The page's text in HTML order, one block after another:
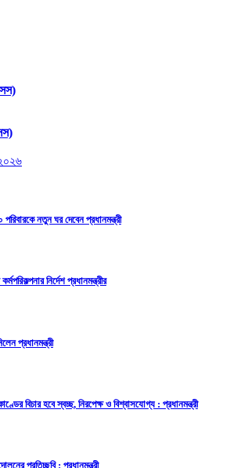
নতুন ঘর দেবেন প্রধানমন্ত্রী
নির্দেশ প্রধানমন্ত্রীর
প্রধানমন্ত্রী
বিচার হবে স্বচ্ছ, নিরপেক্ষ ও বিশ্বাসযোগ্য : প্রধানমন্ত্রী
প্রতিচ্ছবি : প্রধানমন্ত্রী